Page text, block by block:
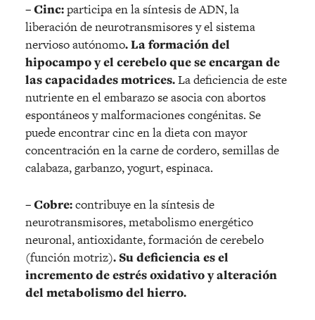
– Cinc:participa en la síntesis de ADN, la
liberación de neurotransmisores y el sistema
nervioso autónomo. La formación del
hipocampo y el cerebelo que se encargan de
las capacidades motrices.La deficiencia de este
nutriente en el embarazo se asocia con abortos
espontáneos y malformaciones congénitas. Se
puede encontrar cinc en la dieta con mayor
concentración en la carne de cordero, semillas de
calabaza, garbanzo, yogurt, espinaca.
– Cobre:contribuye en la síntesis de
neurotransmisores, metabolismo energético
neuronal, antioxidante, formación de cerebelo
(función motriz). Su deficiencia es el
incremento de estrés oxidativo y alteración
del metabolismo del hierro.